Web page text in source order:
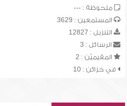
ملحوظة : ---
المستمعين : 3629
التنزيل : 12827
الرسائل : 3
المقيميّن : 2
في خزائن : 10